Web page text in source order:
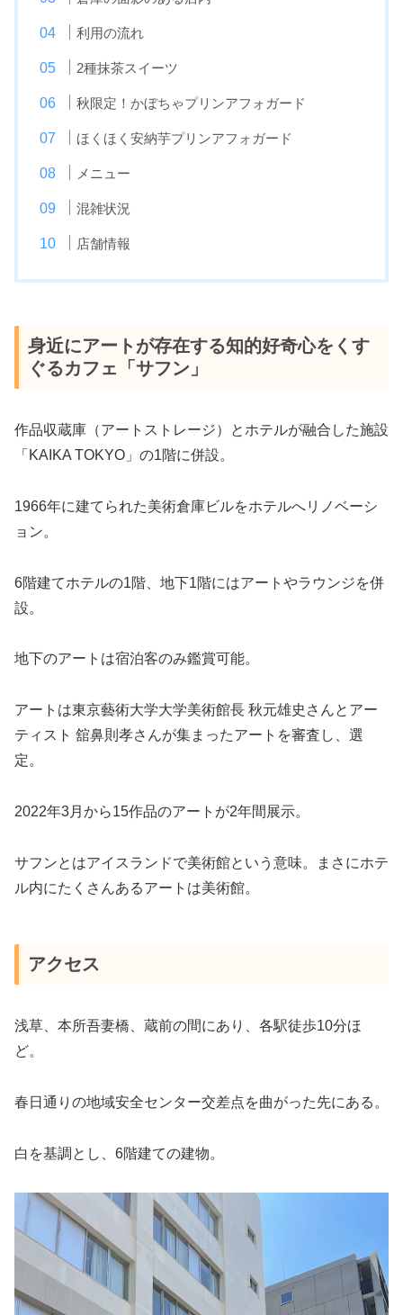
利用の流れ
2種抹茶スイーツ
秋限定！かぼちゃプリンアフォガード
ほくほく安納芋プリンアフォガード
メニュー
混雑状況
店舗情報
身近にアートが存在する知的好奇心をくす
ぐるカフェ「サフン」
作品収蔵庫（アートストレージ）とホテルが融合した施設
「KAIKA TOKYO」の1階に併設。
1966年に建てられた美術倉庫ビルをホテルへリノベーシ
ョン。
6階建てホテルの1階、地下1階にはアートやラウンジを併
設。
地下のアートは宿泊客のみ鑑賞可能。
アートは東京藝術大学大学美術館長 秋元雄史さんとアー
ティスト 舘鼻則孝さんが集まったアートを審査し、選
定。
2022年3月から15作品のアートが2年間展示。
サフンとはアイスランドで美術館という意味。まさにホテ
ル内にたくさんあるアートは美術館。
アクセス
浅草、本所吾妻橋、蔵前の間にあり、各駅徒歩10分ほ
ど。
春日通りの地域安全センター交差点を曲がった先にある。
白を基調とし、6階建ての建物。